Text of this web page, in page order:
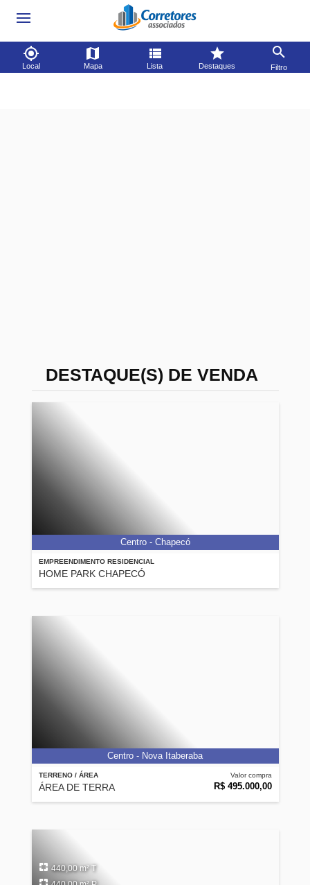
Local Mapa Lista Destaques Filtro
DESTAQUE(S) DE VENDA
EMPREENDIMENTO RESIDENCIAL
HOME PARK CHAPECÓ
Centro - Chapecó
TERRENO / ÁREA
ÁREA DE TERRA
Valor compra
R$ 495.000,00
Centro - Nova Itaberaba
440,00 m² T